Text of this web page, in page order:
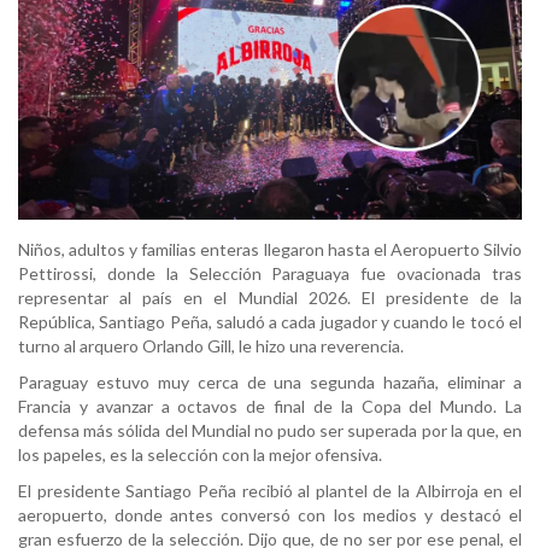
Niños, adultos y familias enteras llegaron hasta el Aeropuerto Silvio
Pettirossi, donde la Selección Paraguaya fue ovacionada tras
representar al país en el Mundial 2026. El presidente de la
República, Santiago Peña, saludó a cada jugador y cuando le tocó el
turno al arquero Orlando Gill, le hizo una reverencia.
Paraguay estuvo muy cerca de una segunda hazaña, eliminar a
Francia y avanzar a octavos de final de la Copa del Mundo. La
defensa más sólida del Mundial no pudo ser superada por la que, en
los papeles, es la selección con la mejor ofensiva.
El presidente Santiago Peña recibió al plantel de la Albirroja en el
aeropuerto, donde antes conversó con los medios y destacó el
gran esfuerzo de la selección. Dijo que, de no ser por ese penal, el